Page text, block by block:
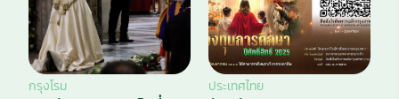
กรุงโรม ประเทศไทย